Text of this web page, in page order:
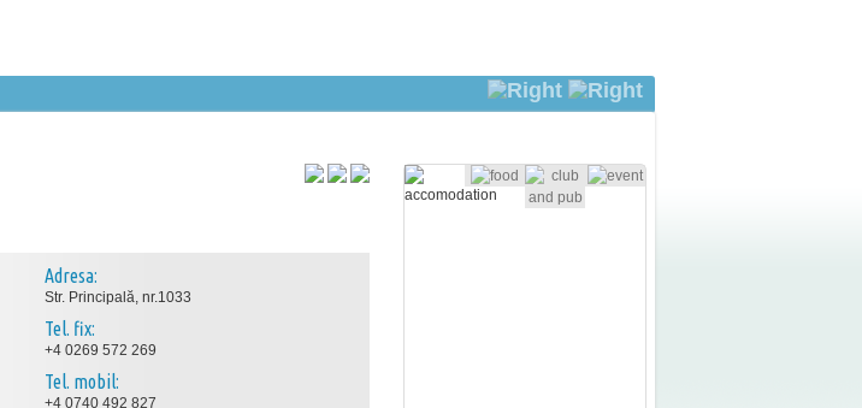
Adresa:
Str. Principală, nr.1033
Tel. fix:
+4 0269 572 269
Tel. mobil:
+4 0740 492 827